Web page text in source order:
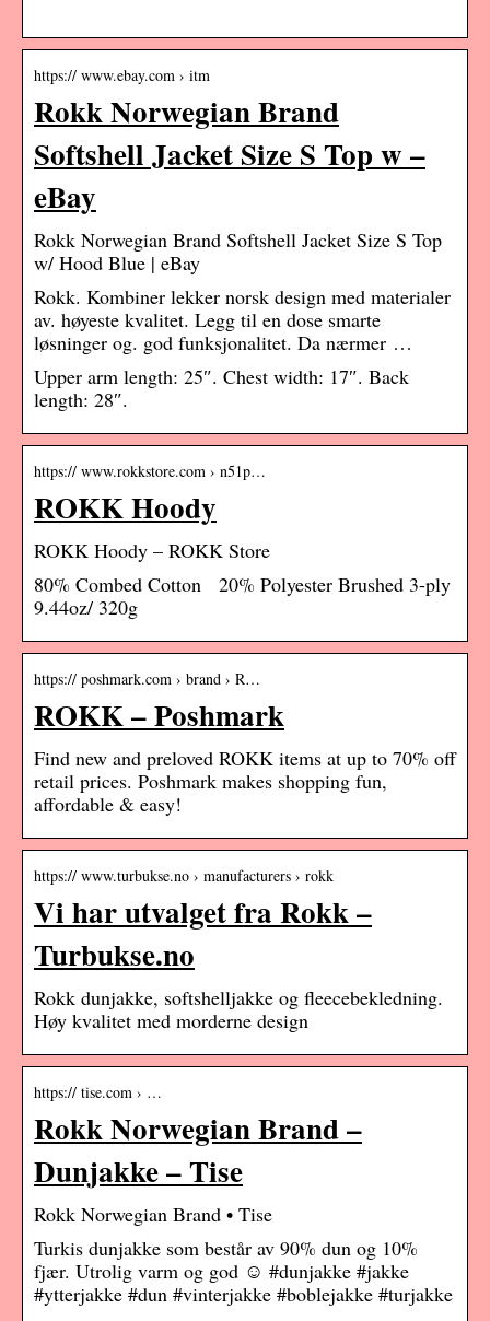
https:// www.ebay.com › itm
Rokk Norwegian Brand
Softshell Jacket Size S Top w –
eBay
Rokk Norwegian Brand Softshell Jacket Size S Top
w/ Hood Blue | eBay
Rokk. Kombiner lekker norsk design med materialer
av. høyeste kvalitet. Legg til en dose smarte
løsninger og. god funksjonalitet. Da nærmer …
Upper arm length: 25″. Chest width: 17″. Back
length: 28″.
https:// www.rokkstore.com › n51p…
ROKK Hoody
ROKK Hoody – ROKK Store
80% Combed Cotton 20% Polyester Brushed 3-ply
9.44oz/ 320g
https:// poshmark.com › brand › R…
ROKK – Poshmark
Find new and preloved ROKK items at up to 70% off
retail prices. Poshmark makes shopping fun,
affordable & easy!
https:// www.turbukse.no › manufacturers › rokk
Vi har utvalget fra Rokk –
Turbukse.no
Rokk dunjakke, softshelljakke og fleecebekledning.
Høy kvalitet med morderne design
https:// tise.com › …
Rokk Norwegian Brand –
Dunjakke – Tise
Rokk Norwegian Brand • Tise
Turkis dunjakke som består av 90% dun og 10%
fjær. Utrolig varm og god ☺️ #dunjakke #jakke
#ytterjakke #dun #vinterjakke #boblejakke #turjakke